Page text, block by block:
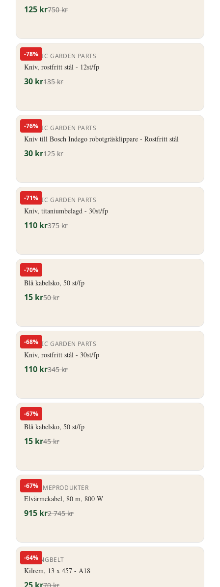
125 kr750kr
-78%
NORDIC GARDEN PARTS
Kniv, rostfritt stål - 12st/fp
30 kr135kr
-76%
NORDIC GARDEN PARTS
Kniv till Bosch Indego robotgräsklippare - Rostfritt stål
30 kr125kr
-71%
NORDIC GARDEN PARTS
Kniv, titaniumbelagd - 30st/fp
110 kr375kr
-70%
HERO
Blå kabelsko, 50 st/fp
15 kr50kr
-68%
NORDIC GARDEN PARTS
Kniv, rostfritt stål - 30st/fp
110 kr345kr
-67%
HERO
Blå kabelsko, 50 st/fp
15 kr45kr
-67%
ELVÄRMEPRODUKTER
Elvärmekabel, 80 m, 800 W
915 kr2 745kr
-64%
STRONGBELT
Kilrem, 13 x 457 - A18